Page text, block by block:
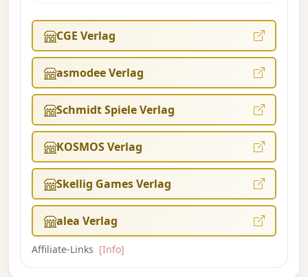
CGE Verlag
asmodee Verlag
Schmidt Spiele Verlag
KOSMOS Verlag
Skellig Games Verlag
alea Verlag
Affiliate-Links [Info]